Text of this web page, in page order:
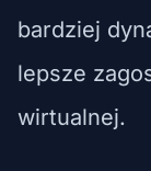
bardziej
lepsze
wirtualnej.